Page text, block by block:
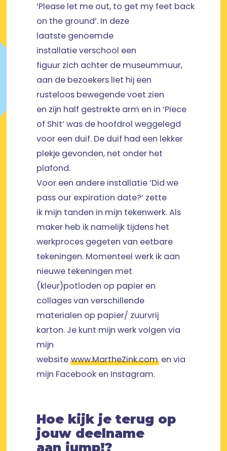
‘Please let me out, to get my feet back
on the ground’. In deze
laatste genoemde
installatie verschool een
figuur zich achter de museummuur,
aan de bezoekers liet hij een
rusteloos bewegende voet zien
en zijn half gestrekte arm en in ‘Piece
of Shit’ was de hoofdrol weggelegd
voor een duif. De duif had een lekker
plekje gevonden, net onder het
plafond.
Voor een andere installatie ‘Did we
pass our expiration date?’ zette
ik mijn tanden in mijn tekenwerk. Als
maker heb ik namelijk tijdens het
werkproces gegeten van eetbare
tekeningen. Momenteel werk ik aan
nieuwe tekeningen met
(kleur)potloden op papier en
collages van verschillende
materialen op papier/ zuurvrij
karton. Je kunt mijn werk volgen via
mijn
website www.MartheZink.com en via
mijn Facebook en Instagram.
Hoe kijk je terug op
jouw deelname
aan jump!?